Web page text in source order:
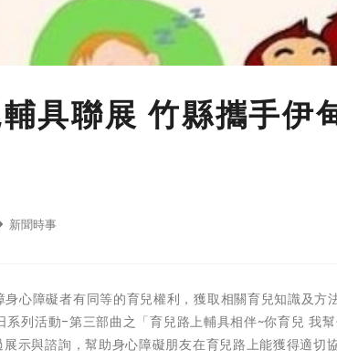
具聯展 竹縣攜手伊
新聞時事
心障礙者有同等的育兒權利，獲取相關育兒知識及方
列活動-第三部曲之「育兒路上輔具相伴~你育兒 我
示與諮詢，幫助身心障礙朋友在育兒路上能獲得適切協